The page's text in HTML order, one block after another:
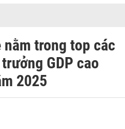
nằm trong top các
GDP cao
2025